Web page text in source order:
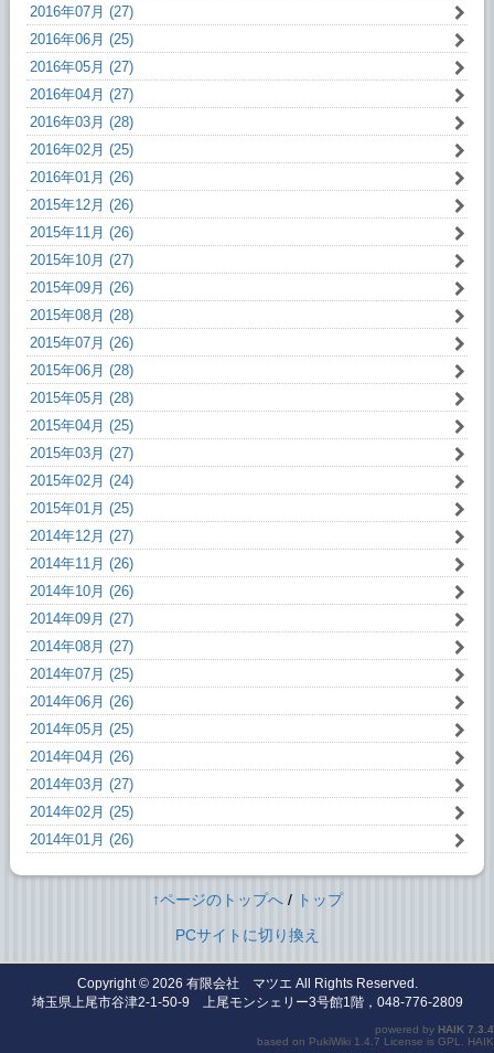
2016年07月 (27)
2016年06月 (25)
2016年05月 (27)
2016年04月 (27)
2016年03月 (28)
2016年02月 (25)
2016年01月 (26)
2015年12月 (26)
2015年11月 (26)
2015年10月 (27)
2015年09月 (26)
2015年08月 (28)
2015年07月 (26)
2015年06月 (28)
2015年05月 (28)
2015年04月 (25)
2015年03月 (27)
2015年02月 (24)
2015年01月 (25)
2014年12月 (27)
2014年11月 (26)
2014年10月 (26)
2014年09月 (27)
2014年08月 (27)
2014年07月 (25)
2014年06月 (26)
2014年05月 (25)
2014年04月 (26)
2014年03月 (27)
2014年02月 (25)
2014年01月 (26)
↑ページのトップへ/ トップ
PCサイトに切り換え
Copyright © 2026 有限会社 マツエ All Rights Reserved.
埼玉県上尾市谷津2-1-50-9 上尾モンシェリー3号館1階，048-776-2809
powered by HAIK 7.3.4
based on PukiWiki 1.4.7 License is GPL HAIK